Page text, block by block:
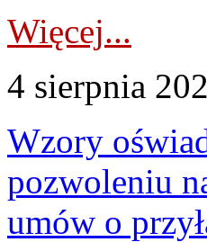
Więcej...
4 sierpnia
Wzory
pozwoleniu
umów o